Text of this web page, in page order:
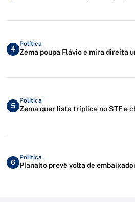
4
Política
Zema poupa Flávio e mira direita
5
Política
Zema quer lista tríplice no STF e
6
Política
Planalto prevê volta de